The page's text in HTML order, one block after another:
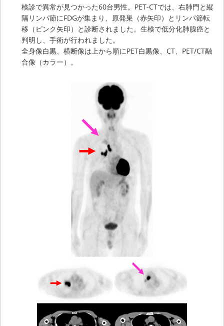
検診で異常が見つかった60台男性。PET-CTでは、右肺門と縦
隔リンパ節にFDGが集まり、原発巣（赤矢印）とリンパ節転
移（ピンク矢印）と診断されました。生検で低分化肺腺癌と
判明し、手術が行われました。
全身像白黒、横断像は上から順にPET白黒像、CT、PET/CT融
合像（カラー）。